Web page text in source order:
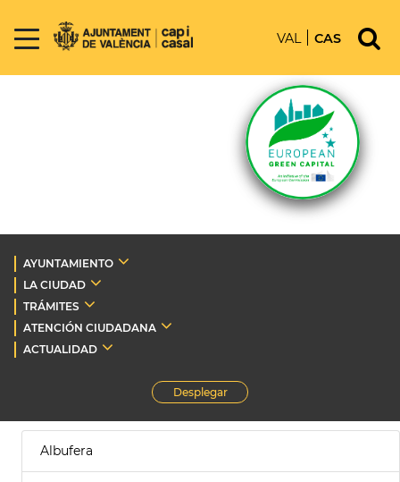
VAL CAS
AYUNTAMIENTO
LA CIUDAD
TRÁMITES
ATENCIÓN CIUDADANA
ACTUALIDAD
Desplegar
Albufera